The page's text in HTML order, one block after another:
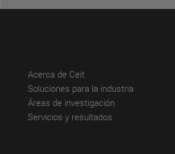
Acerca de Ceit(abre en nueva ventana)
Soluciones para la industria
Áreas de investigación
Servicios y resultados